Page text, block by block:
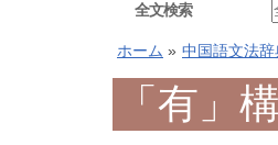
全文検索
ホーム » 中国語文法辞
「有」